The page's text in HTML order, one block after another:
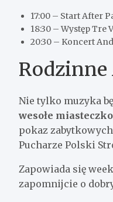
17:00 – Start After
18:30 – Występ Tre
20:30 – Koncert
Rodzinne
Nie tylko muzyka
wesołe miasteczko
pokaz
Pucharze Polski
Zapowiada się
zapomnijcie o